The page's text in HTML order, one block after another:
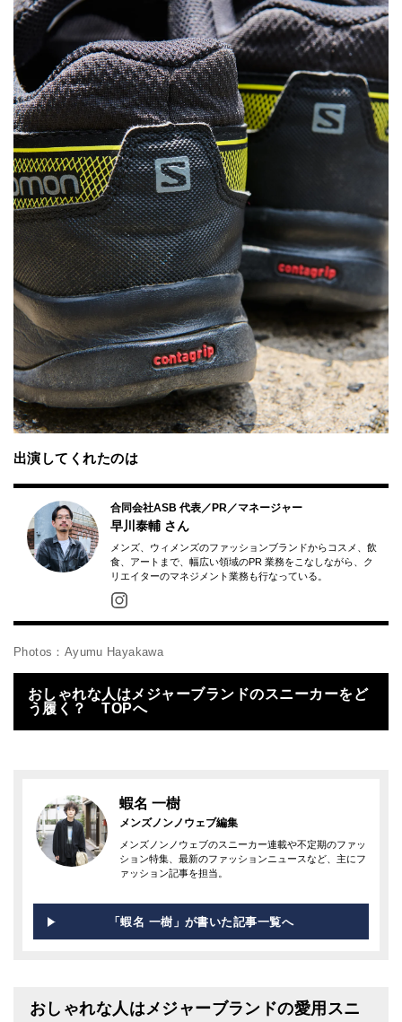
出演してくれたのは
合同会社ASB 代表／PR／マネージャー
早川泰輔 さん
メンズ、ウィメンズのファッションブランドからコスメ、飲
⾷、アートまで、幅広い領域のPR 業務をこなしながら、ク
リエイターのマネジメント業務も⾏なっている。
Photos：Ayumu Hayakawa
おしゃれな人はメジャーブランドのスニーカーをど
う履く？ TOPへ
蝦名 一樹
メンズノンノウェブ編集
メンズノンノウェブのスニーカー連載や不定期のファッ
ション特集、最新のファッションニュースなど、主にフ
ァッション記事を担当。
「蝦名 一樹」が書いた記事一覧へ
おしゃれな人はメジャーブランドの愛用スニ